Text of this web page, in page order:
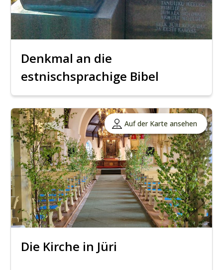
Denkmal an die
estnischsprachige Bibel
Auf der Karte ansehen
Die Kirche in Jüri